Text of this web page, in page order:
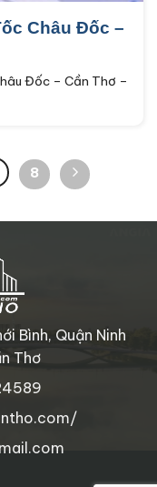
Châu Đốc –
Đốc – Cần Thơ –
8
Bình, Quận Ninh
Thơ